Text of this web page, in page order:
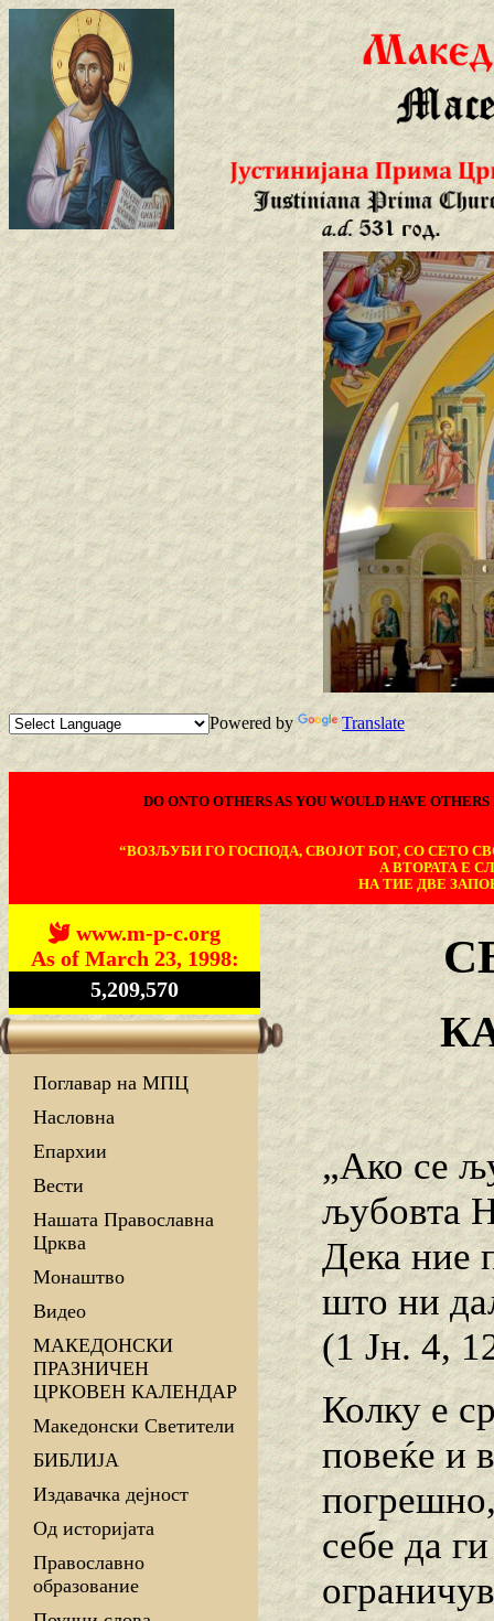
Powered by Translate
DO ONTO OTHERS AS YOU WOULD HAVE
“ВОЗЉУБИ ГО ГОСПОДА, СВОЈОТ БОГ, СО СЕТО
А ВТОРАТА Е
НА ТИЕ ДВЕ
www.m-p-c.org
As of March 23, 1998:
5,209,570
Поглавар на МПЦ
Насловна
Епархии
Вести
Нашата Православна
Црква
Монаштво
Видео
МАКЕДОНСКИ
ПРАЗНИЧЕН
ЦРКОВЕН КАЛЕНДАР
Македонски Светители
БИБЛИЈА
Издавачка дејност
Од историјата
Православно
образование
„Ако се
љубовта
Дека ние
што ни
(1 Јн. 4,
Колку е
повеќе и
себе да